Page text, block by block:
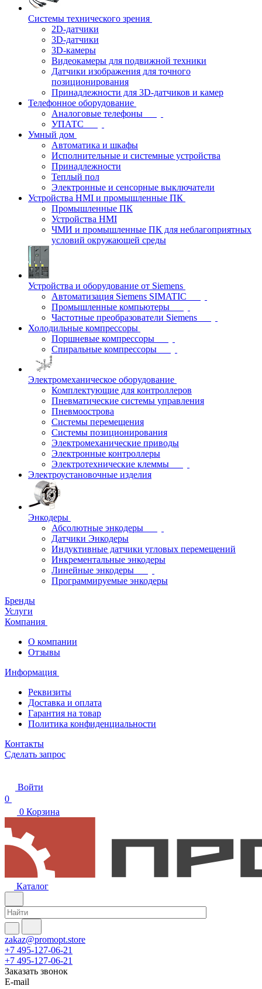
Системы технического зрения
2D-датчики
3D-датчики
3D-камеры
Видеокамеры для подвижной техники
Датчики изображения для точного
позиционирования
Принадлежности для 3D-датчиков и камер
Телефонное оборудование
Аналоговые телефоны
УПАТС
Умный дом
Автоматика и шкафы
Исполнительные и системные устройства
Принадлежности
Теплый пол
Электронные и сенсорные выключатели
Устройства HMI и промышленные ПК
Промышленные ПК
Устройства HMI
ЧМИ и промышленные ПК для неблагоприятных
условий окружающей среды
Устройства и оборудование от Siemens
Автоматизация Siemens SIMATIC
Промышленные компьютеры
Частотные преобразователи Siemens
Холодильные компрессоры
Поршневые компрессоры
Спиральные компрессоры
Электромеханическое оборудование
Комплектующие для контроллеров
Пневматические системы управления
Пневмоострова
Системы перемещения
Системы позиционирования
Электромеханические приводы
Электронные контроллеры
Электротехнические клеммы
Электроустановочные изделия
Энкодеры
Абсолютные энкодеры
Датчики Энкодеры
Индуктивные датчики угловых перемещений
Инкрементальные энкодеры
Линейные энкодеры
Программируемые энкодеры
Бренды
Услуги
Компания
О компании
Отзывы
Информация
Реквизиты
Доставка и оплата
Гарантия на товар
Политика конфиденциальности
Контакты
Сделать запрос
Войти
0
0 Корзина
Каталог
zakaz@promopt.store
+7 495-127-06-21
+7 495-127-06-21
Заказать звонок
E-mail